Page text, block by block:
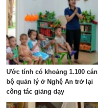
Ước tính có khoảng 1.100 cán
bộ quản lý ở Nghệ An trở lại
công tác giảng dạy